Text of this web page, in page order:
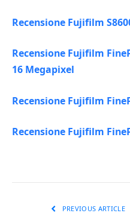
Recensione Fujifilm
Recensione Fujifilm
16 Megapixel
Recensione Fujifilm
Recensione Fujifilm
PREVIOUS ARTICLE